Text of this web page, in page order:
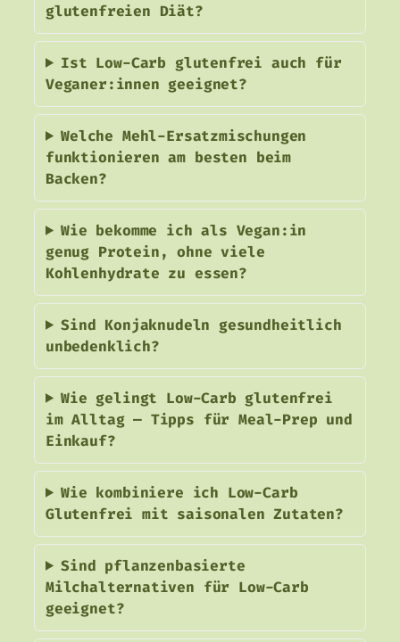
glutenfreien Diät?
Ist Low-Carb glutenfrei auch für
Veganer:innen geeignet?
Welche Mehl-Ersatzmischungen
funktionieren am besten beim
Backen?
Wie bekomme ich als Vegan:in
genug Protein, ohne viele
Kohlenhydrate zu essen?
Sind Konjaknudeln gesundheitlich
unbedenklich?
Wie gelingt Low-Carb glutenfrei
im Alltag — Tipps für Meal-Prep und
Einkauf?
Wie kombiniere ich Low-Carb
Glutenfrei mit saisonalen Zutaten?
Sind pflanzenbasierte
Milchalternativen für Low-Carb
geeignet?